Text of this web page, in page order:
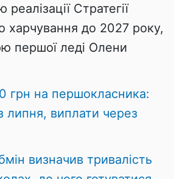
Стратегії
харчування до 2027 року,
першої леді Олени
грн на першокласника:
липня, виплати через
визначив тривалість